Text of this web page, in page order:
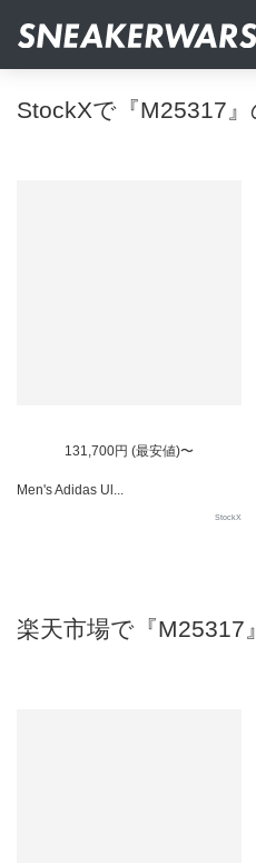
StockXで『M25317
131,700円 (最安値)〜
Men's Adidas Ul...
StockX
楽天市場で『M25317